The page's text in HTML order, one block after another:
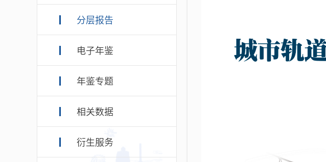
分层报告
电子年鉴
年鉴专题
相关数据
衍生服务